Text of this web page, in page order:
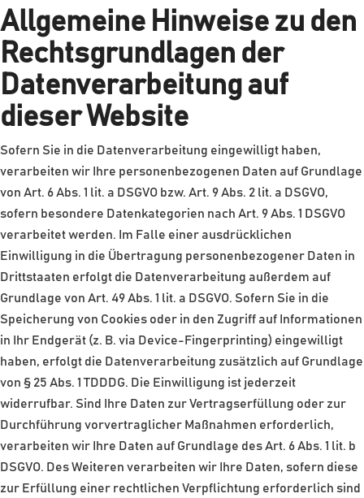
Allgemeine Hinweise zu den
Rechtsgrundlagen der
Datenverarbeitung auf
dieser Website
Sofern Sie in die Datenverarbeitung eingewilligt haben,
verarbeiten wir Ihre personenbezogenen Daten auf Grundlage
von Art. 6 Abs. 1 lit. a DSGVO bzw. Art. 9 Abs. 2 lit. a DSGVO,
sofern besondere Datenkategorien nach Art. 9 Abs. 1 DSGVO
verarbeitet werden. Im Falle einer ausdrücklichen
Einwilligung in die Übertragung personenbezogener Daten in
Drittstaaten erfolgt die Datenverarbeitung außerdem auf
Grundlage von Art. 49 Abs. 1 lit. a DSGVO. Sofern Sie in die
Speicherung von Cookies oder in den Zugriff auf Informationen
in Ihr Endgerät (z. B. via Device-Fingerprinting) eingewilligt
haben, erfolgt die Datenverarbeitung zusätzlich auf Grundlage
von § 25 Abs. 1 TDDDG. Die Einwilligung ist jederzeit
widerrufbar. Sind Ihre Daten zur Vertragserfüllung oder zur
Durchführung vorvertraglicher Maßnahmen erforderlich,
verarbeiten wir Ihre Daten auf Grundlage des Art. 6 Abs. 1 lit. b
DSGVO. Des Weiteren verarbeiten wir Ihre Daten, sofern diese
zur Erfüllung einer rechtlichen Verpflichtung erforderlich sind